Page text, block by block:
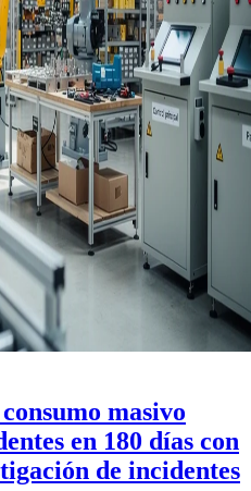
masivo
en 180 días con
de incidentes